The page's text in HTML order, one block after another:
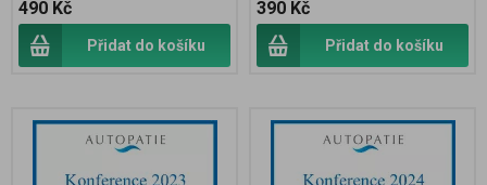
490 Kč
Přidat do košíku
390 Kč
Přidat do košíku